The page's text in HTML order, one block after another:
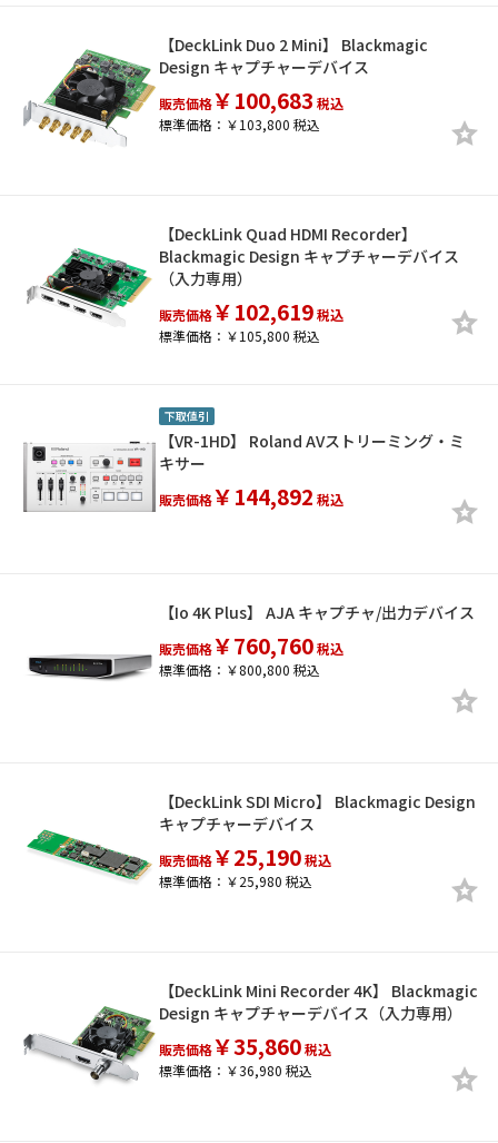
【DeckLink Duo 2 Mini】 Blackmagic
Design キャプチャーデバイス
販売価格￥100,683 税込
標準価格：￥103,800 税込
【DeckLink Quad HDMI Recorder】
Blackmagic Design キャプチャーデバイス
（入力専用）
販売価格￥102,619税込
標準価格：￥105,800 税込
下取値引
【VR-1HD】 Roland AVストリーミング・ミ
キサー
販売価格￥144,892 税込
【Io 4K Plus】 AJA キャプチャ/出力デバイス
販売価格￥760,760税込
標準価格：￥800,800 税込
【DeckLink SDI Micro】 Blackmagic Design
キャプチャーデバイス
販売価格￥25,190税込
標準価格：￥25,980 税込
【DeckLink Mini Recorder 4K】 Blackmagic
Design キャプチャーデバイス（入力専用）
販売価格￥35,860税込
標準価格：￥36,980 税込